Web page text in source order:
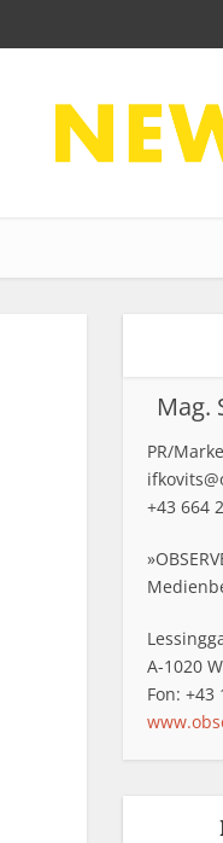
Mag.
PR/
+43 664
A-1020
Fon: +43